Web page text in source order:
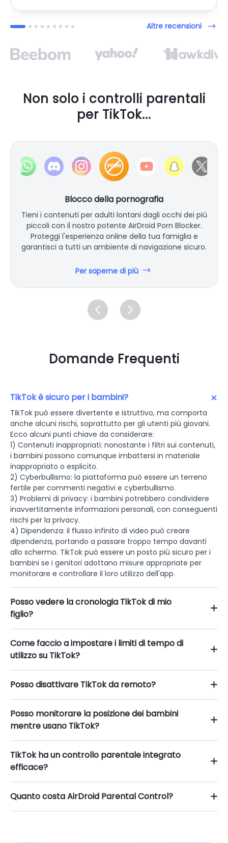
Altre recensioni
Non solo i controlli parentali
per TikTok...
Blocco della pornografia
Tieni i contenuti per adulti lontani dagli occhi dei più
piccoli con il nostro potente AirDroid Porn Blocker.
Proteggi l'esperienza online della tua famiglia e
garantisci a tutti un ambiente di navigazione sicuro.
Per saperne di più
Domande Frequenti
TikTok è sicuro per i bambini?
TikTok può essere divertente e istruttivo, ma comporta
anche alcuni rischi, soprattutto per gli utenti più giovani.
Ecco alcuni punti chiave da considerare:
1) Contenuti inappropriati: nonostante i filtri sui contenuti,
i bambini possono comunque imbattersi in materiale
inappropriato o esplicito.
2) Cyberbullismo: la piattaforma può essere un terreno
fertile per commenti negativi e cyberbullismo.
3) Problemi di privacy: i bambini potrebbero condividere
inavvertitamente informazioni personali, con conseguenti
rischi per la privacy.
4) Dipendenza: il flusso infinito di video può creare
dipendenza, portando a passare troppo tempo davanti
allo schermo. TikTok può essere un posto più sicuro per i
bambini se i genitori adottano misure appropriate per
monitorare e controllare il loro utilizzo dell'app.
Posso vedere la cronologia TikTok di mio
figlio?
Come faccio a impostare i limiti di tempo di
utilizzo su TikTok?
Posso disattivare TikTok da remoto?
Posso monitorare la posizione dei bambini
mentre usano TikTok?
TikTok ha un controllo parentale integrato
efficace?
Quanto costa AirDroid Parental Control?